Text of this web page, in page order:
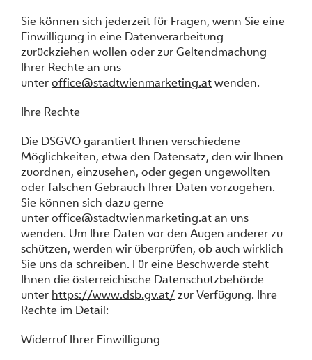
Sie können sich jederzeit für Fragen, wenn Sie eine
Einwilligung in eine Datenverarbeitung
zurückziehen wollen oder zur Geltendmachung
Ihrer Rechte an uns
unteroffice@stadtwienmarketing.atwenden.
Ihre Rechte
Die DSGVO garantiert Ihnen verschiedene
Möglichkeiten, etwa den Datensatz, den wir Ihnen
zuordnen, einzusehen, oder gegen ungewollten
oder falschen Gebrauch Ihrer Daten vorzugehen.
Sie können sich dazu gerne
unteroffice@stadtwienmarketing.atan uns
wenden. Um Ihre Daten vor den Augen anderer zu
schützen, werden wir überprüfen, ob auch wirklich
Sie uns da schreiben. Für eine Beschwerde steht
Ihnen die österreichische Datenschutzbehörde
unter https://www.dsb.gv.at/zur Verfügung. Ihre
Rechte im Detail:
Widerruf Ihrer Einwilligung